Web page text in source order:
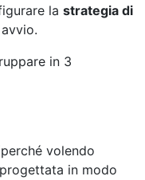
la strategia di
in 3
volendo
in modo